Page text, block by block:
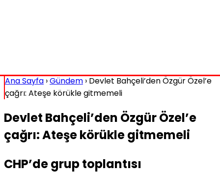
Ana Sayfa ›Gündem › Devlet Bahçeli’den Özgür Özel’e
çağrı: Ateşe körükle gitmemeli
Devlet Bahçeli’den Özgür Özel’e
çağrı: Ateşe körükle gitmemeli
CHP’de grup toplantısı